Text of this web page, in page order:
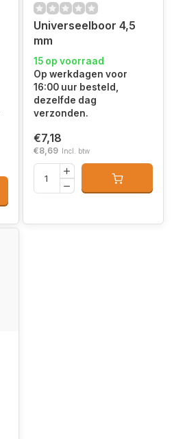
Universeelboor 4,5
mm
15 op voorraad
Op werkdagen voor
16:00 uur besteld,
dezelfde dag
verzonden.
€7,18
€8,69 Incl. btw